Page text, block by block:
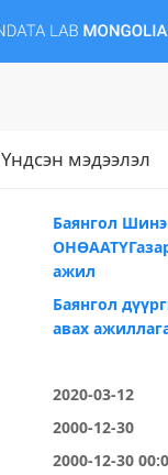
Үндсэн мэдээлэл
Баянгол
ажил
Баянгол
авах
2020-03-12
2000-12-30
2000-12-30